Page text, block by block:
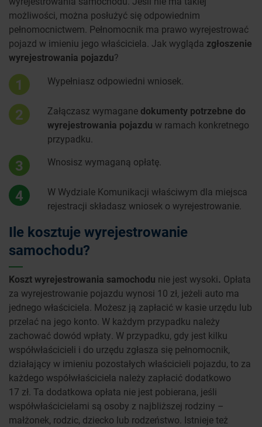
możliwości, można posłużyć się odpowiednim
pełnomocnictwem. Pełnomocnik ma prawo wyrejestrować
pojazd w imieniu jego właściciela. Jak wygląda zgłoszenie
wyrejestrowania pojazdu?
1 Wypełniasz odpowiedni wniosek.
2 Załączasz wymagane dokumenty potrzebne do
wyrejestrowania pojazdu w ramach konkretnego
przypadku.
3 Wnosisz wymaganą opłatę.
4
W Wydziale Komunikacji właściwym dla miejsca
rejestracji składasz wniosek o wyrejestrowanie.
Ile kosztuje wyrejestrowanie
samochodu?
Koszt wyrejestrowania samochodu nie jest wysoki. Opłata
za wyrejestrowanie pojazdu wynosi 10 zł, jeżeli auto ma
jednego właściciela. Możesz ją zapłacić w kasie urzędu lub
przelać na jego konto. W każdym przypadku należy
zachować dowód wpłaty. W przypadku, gdy jest kilku
współwłaścicieli i do urzędu zgłasza się pełnomocnik,
działający w imieniu pozostałych właścicieli pojazdu, to za
każdego współwłaściciela należy zapłacić dodatkowo
17 zł. Ta dodatkowa opłata nie jest pobierana, jeśli
współwłaścicielami są osoby z najbliższej rodziny –
małżonek, rodzic, dziecko lub rodzeństwo. Istnieje też